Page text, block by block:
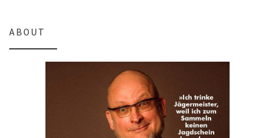
ABOUT